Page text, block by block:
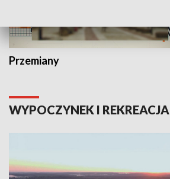
Przemiany
WYPOCZYNEK I REKREACJA